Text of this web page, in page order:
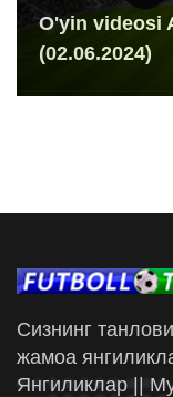
O'yin videosi
(02.06.2024)
Сизнинг
жамоа
Янгиликлар ||